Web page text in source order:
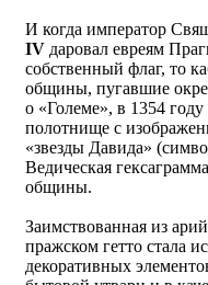
И когда император
IV даровал евреям
собственный флаг, то
общины, пугавшие
о «Големе», в 1354 году
полотнище с
«звезды Давида»
Ведическая
общины.
Заимствованная из
пражском гетто стала
декоративных